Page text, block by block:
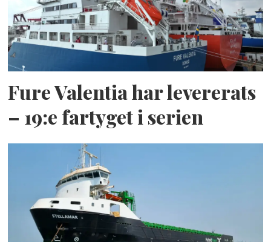
Fure Valentia har levererats
– 19:e fartyget i serien